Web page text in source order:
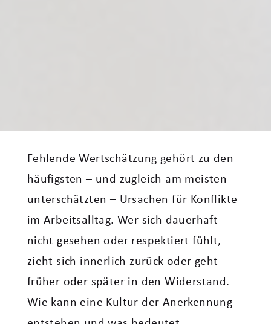
Fehlende Wertschätzung gehört zu den
häufigsten – und zugleich am meisten
unterschätzten – Ursachen für Konflikte
im Arbeitsalltag. Wer sich dauerhaft
nicht gesehen oder respektiert fühlt,
zieht sich innerlich zurück oder geht
früher oder später in den Widerstand.
Wie kann eine Kultur der Anerkennung